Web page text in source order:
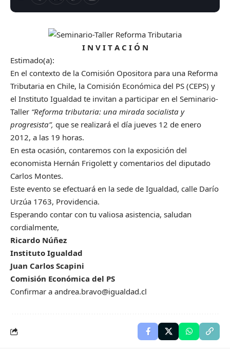
I N V I T A C I Ó N
Estimado(a):
En el contexto de la Comisión Opositora para una Reforma
Tributaria en Chile, la Comisión Económica del PS (CEPS) y
el Instituto Igualdad te invitan a participar en el Seminario-
Taller “Reforma tributaria: una mirada socialista y
progresista”, que se realizará el día jueves 12 de enero
2012, a las 19 horas.
En esta ocasión, contaremos con la exposición del
economista Hernán Frigolett y comentarios del diputado
Carlos Montes.
Este evento se efectuará en la sede de Igualdad, calle Darío
Urzúa 1763, Providencia.
Esperando contar con tu valiosa asistencia, saludan
cordialmente,
Ricardo Núñez
Instituto Igualdad
Juan Carlos Scapini
Comisión Económica del PS
Confirmar a andrea.bravo@igualdad.cl